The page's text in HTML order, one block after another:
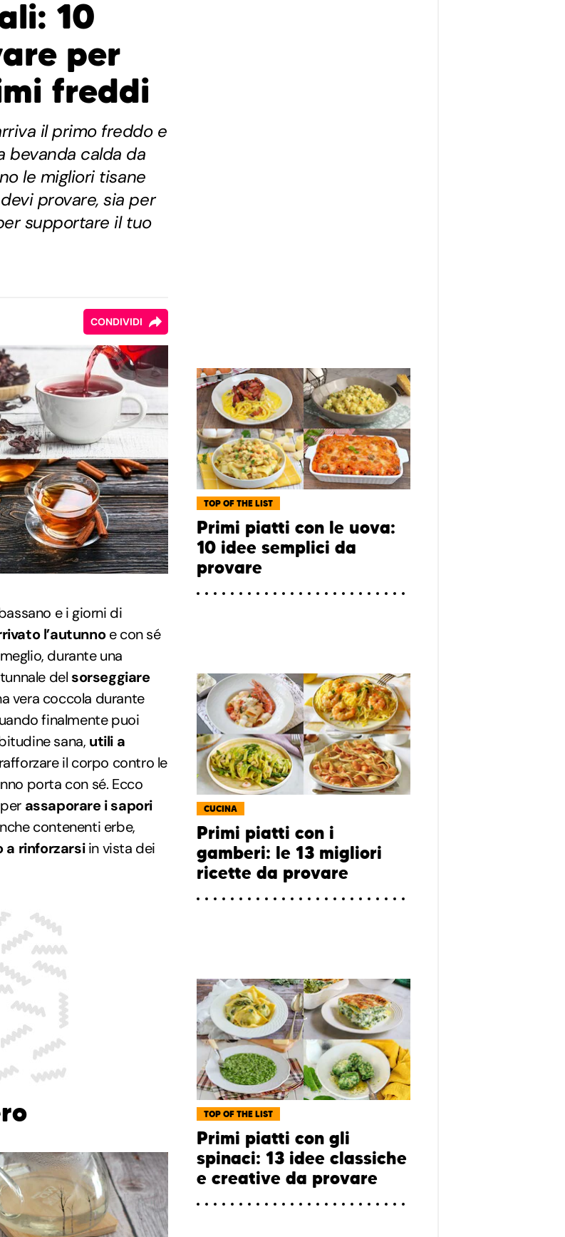
10
per
freddi
il primo freddo e
bevanda calda da
le migliori tisane
provare, sia per
supportare il tuo
CONDIVIDI
e i giorni di
l’autunnoe con sé
durante una
del sorseggiare
vera coccola durante
finalmente puoi
sana, utili a
il corpo contro le
porta con sé. Ecco
assaporare i sapori
contenenti erbe,
a rinforzarsiin vista dei
TOP OF THE LIST
Primi piatti con le uova:
10 idee semplici da
provare
CUCINA
Primi piatti con i
gamberi: le 13 migliori
ricette da provare
TOP OF THE LIST
Primi piatti con gli
spinaci: 13 idee classiche
e creative da provare